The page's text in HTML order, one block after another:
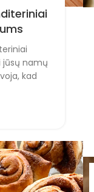
jūsų namų
kad